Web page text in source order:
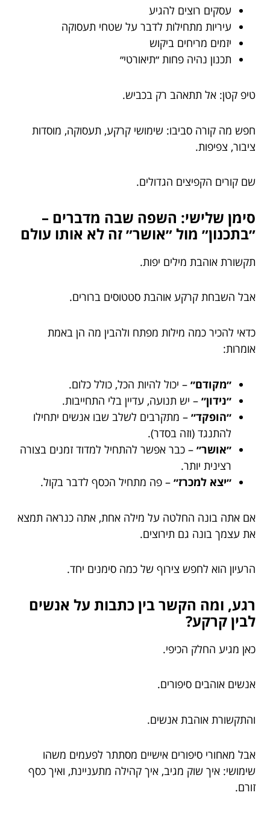
עסקים רוצים להגיע
עיריות מתחילות לדבר על שטחי תעסוקה
יזמים מריחים ביקוש
תכנון נהיה פחות ״תיאורטי״
טיפ קטן: אל תתאהב רק בכביש.
חפש מה קורה סביבו: שימושי קרקע, תעסוקה, מוסדות
ציבור, צפיפות.
שם קורים הקפיצים הגדולים.
סימן שלישי: השפה שבה מדברים –
״בתכנון״ מול ״אושר״ זה לא אותו עולם
תקשורת אוהבת מילים יפות.
אבל השבחת קרקע אוהבת סטטוסים ברורים.
כדאי להכיר כמה מילות מפתח ולהבין מה הן באמת
אומרות:
״מקודם״ – יכול להיות הכל, כולל כלום.
״נידון״ – יש תנועה, עדיין בלי התחייבות.
״הופקד״ – מתקרבים לשלב שבו אנשים יתחילו
להתנגד (וזה בסדר).
״אושר״ – כבר אפשר להתחיל למדוד זמנים בצורה
רצינית יותר.
״יצא למכרז״ – פה מתחיל הכסף לדבר בקול.
אם אתה בונה החלטה על מילה אחת, אתה כנראה תמצא
את עצמך בונה גם תירוצים.
הרעיון הוא לחפש צירוף של כמה סימנים יחד.
רגע, ומה הקשר בין כתבות על אנשים
לבין קרקע?
כאן מגיע החלק הכיפי.
אנשים אוהבים סיפורים.
והתקשורת אוהבת אנשים.
אבל מאחורי סיפורים אישיים מסתתר לפעמים משהו
שימושי: איך שוק מגיב, איך קהילה מתעניינת, ואיך כסף
זורם.